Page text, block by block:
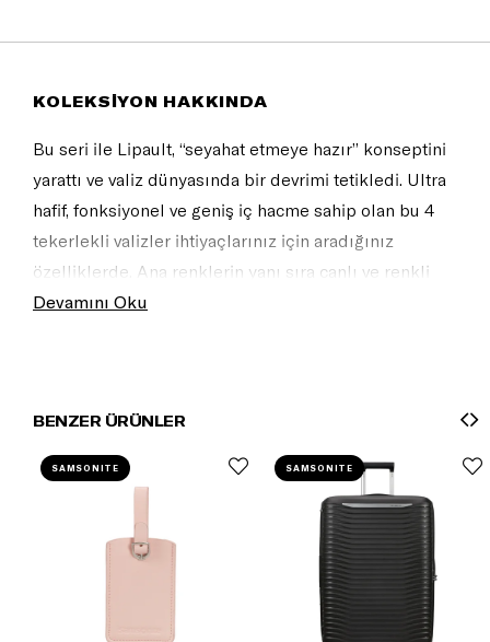
KOLEKSİYON HAKKINDA
Bu seri ile Lipault, “seyahat etmeye hazır” konseptini
yarattı ve valiz dünyasında bir devrimi tetikledi. Ultra
hafif, fonksiyonel ve geniş iç hacme sahip olan bu 4
tekerlekli valizler ihtiyaçlarınız için aradığınız
özelliklerde. Ana renklerin yanı sıra canlı ve renkli
sezon renkleriyle de tasarlanan koleksiyo,n doğal ve
Devamını Oku
BENZER ÜRÜNLER
SAMSONITE SAMSONITE